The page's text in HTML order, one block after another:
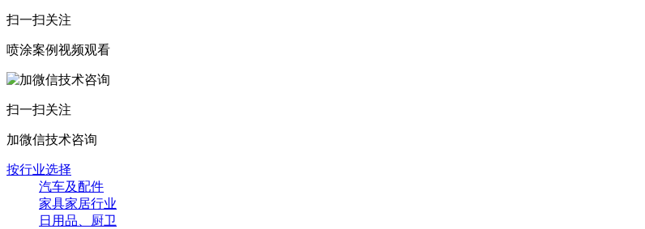
扫一扫关注
喷涂案例视频观看
扫一扫关注
加微信技术咨询
按行业选择
汽车及配件
家具家居行业
日用品、厨卫